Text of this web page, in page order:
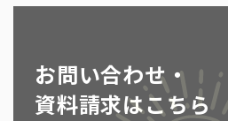
お問い合わせ・
資料請求はこちら